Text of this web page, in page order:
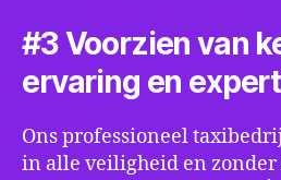
#3 Voorzien van
ervaring en
Ons professioneel
in alle veiligheid en zonder